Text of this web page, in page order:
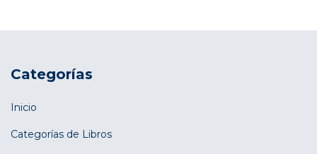
Categorías
Inicio
Categorías de Libros